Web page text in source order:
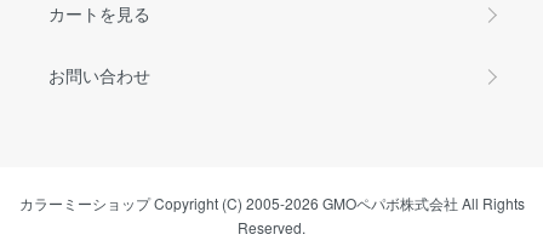
カートを見る
お問い合わせ
カラーミーショップCopyright (C) 2005-2026 GMOペパボ株式会社 All Rights
Reserved.